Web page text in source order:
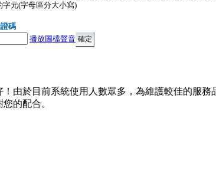
元(字母區分大小寫)
碼
播放圖檔聲音
！由於目前系統使用人數眾多，為維護較佳的服
的配合。